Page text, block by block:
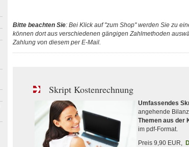
Bitte beachten Sie: Bei Klick auf "zum Shop" werden Sie zu
können dort aus verschiedenen gängigen Zahlmethoden
Zahlung von diesem per E-Mail.
Skript Kostenrechnung
Umfassendes
angehende
Themen aus der
im pdf-Format.
Preis 9,90 EUR,